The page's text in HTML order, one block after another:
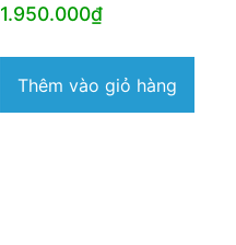
1.950.000₫
Thêm vào giỏ hàng